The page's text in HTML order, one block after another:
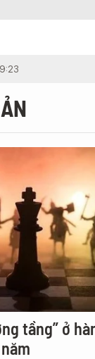
tầng” ở